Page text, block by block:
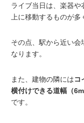
ライブ当日は、楽器や
上に移動するものが多
その点、駅から近い会
なります。
また、建物の隣にはコ
横付けできる道幅（
です。